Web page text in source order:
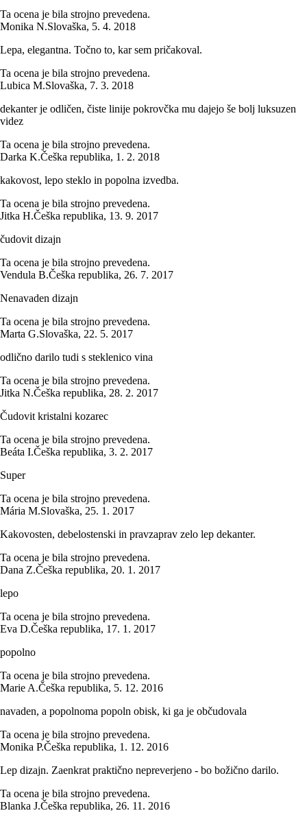
Ta ocena je bila strojno prevedena.
Monika N.Slovaška, 5. 4. 2018
Lepa, elegantna. Točno to, kar sem pričakoval.
Ta ocena je bila strojno prevedena.
Lubica M.Slovaška, 7. 3. 2018
dekanter je odličen, čiste linije pokrovčka mu dajejo še bolj luksuzen
videz
Ta ocena je bila strojno prevedena.
Darka K.Češka republika, 1. 2. 2018
kakovost, lepo steklo in popolna izvedba.
Ta ocena je bila strojno prevedena.
Jitka H.Češka republika, 13. 9. 2017
čudovit dizajn
Ta ocena je bila strojno prevedena.
Vendula B.Češka republika, 26. 7. 2017
Nenavaden dizajn
Ta ocena je bila strojno prevedena.
Marta G.Slovaška, 22. 5. 2017
odlično darilo tudi s steklenico vina
Ta ocena je bila strojno prevedena.
Jitka N.Češka republika, 28. 2. 2017
Čudovit kristalni kozarec
Ta ocena je bila strojno prevedena.
Beáta I.Češka republika, 3. 2. 2017
Super
Ta ocena je bila strojno prevedena.
Mária M.Slovaška, 25. 1. 2017
Kakovosten, debelostenski in pravzaprav zelo lep dekanter.
Ta ocena je bila strojno prevedena.
Dana Z.Češka republika, 20. 1. 2017
lepo
Ta ocena je bila strojno prevedena.
Eva D.Češka republika, 17. 1. 2017
popolno
Ta ocena je bila strojno prevedena.
Marie A.Češka republika, 5. 12. 2016
navaden, a popolnoma popoln obisk, ki ga je občudovala
Ta ocena je bila strojno prevedena.
Monika P.Češka republika, 1. 12. 2016
Lep dizajn. Zaenkrat praktično nepreverjeno - bo božično darilo.
Ta ocena je bila strojno prevedena.
Blanka J.Češka republika, 26. 11. 2016